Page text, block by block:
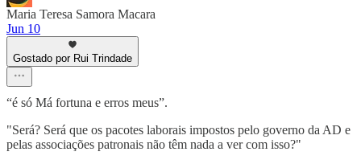
Maria Teresa Samora Macara
Jun 10
Gostado por Rui Trindade
“é só Má fortuna e erros mеus”.
"Será? Será que os pacotes laborais impostos pelo governo da AD e
pelas associações patronais não têm nada a ver com isso?"